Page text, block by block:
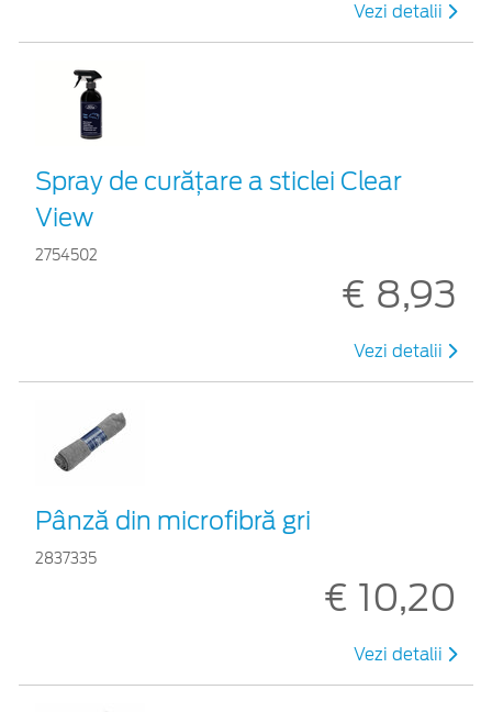
Vezi detalii
Spray de curățare a sticlei Clear
View
2754502
€ 8,93
Vezi detalii
Pânză din microfibră gri
2837335
€ 10,20
Vezi detalii